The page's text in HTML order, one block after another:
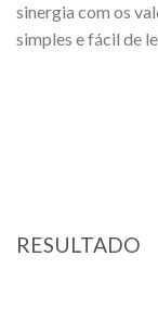
sinergia com os
simples e fácil de
RESULTADO